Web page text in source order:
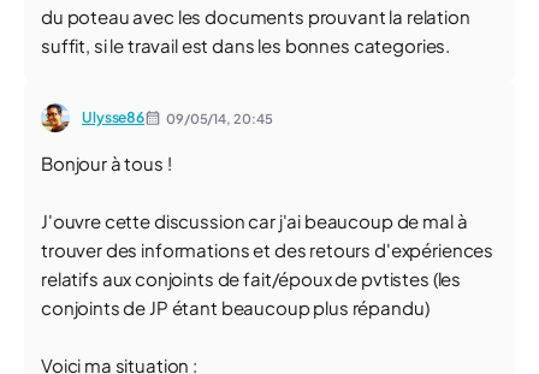
du poteau avec les documents prouvant la relation
suffit, si le travail est dans les bonnes categories.
Ulysse86 09/05/14, 20:45
Bonjour à tous !
J'ouvre cette discussion car j'ai beaucoup de mal à
trouver des informations et des retours d'expériences
relatifs aux conjoints de fait/époux de pvtistes (les
conjoints de JP étant beaucoup plus répandu)
Voici ma situation :